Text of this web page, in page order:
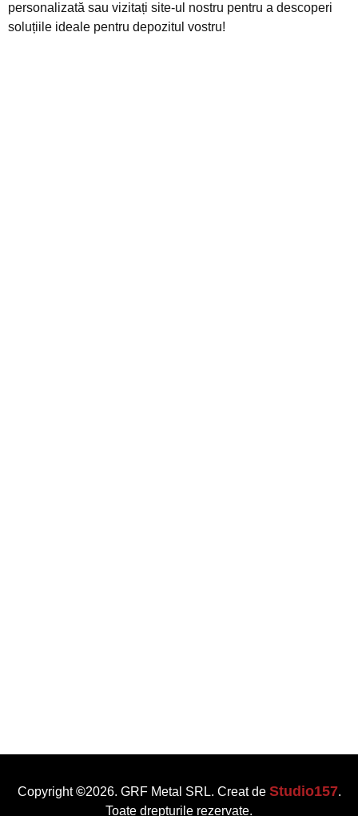
personalizată sau vizitați site-ul nostru pentru a descoperi
soluțiile ideale pentru depozitul vostru!
Copyright©2026. GRF Metal SRL. Creat de Studio157.
Toate drepturile rezervate.